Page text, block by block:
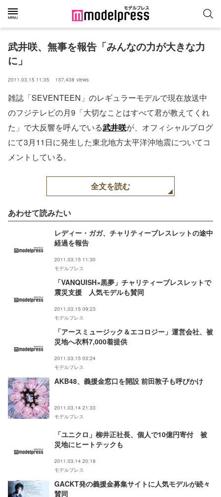
武井咲、無事を報告「みんなの力が大きな力
に」
2011.03.15 11:35 137,438 views
雑誌「SEVENTEEN」のレギュラーモデルで現在放送中
のフジテレビの月9「大切なことはすべて君が教えてくれ
た」で大反響を呼んでいる武井咲が、オフィシャルブログ
にて3月11日に発生した東北地方太平洋沖地震についてコ
メントしている。
全文を読む
あわせて読みたい
レディー・ガガ、チャリティーブレスレットの途中
経過を報告
2011.03.15 11:30
モデルプレス
「VANQUISH×黒夢」チャリティーブレスレットで
震災支援 人気モデルも賛同
2011.03.15 09:23
モデルプレス
「アースミュージック＆エコロジー」運営会社、被
災地へ衣料7,000着提供
2011.03.15 03:24
モデルプレス
AKB48、義援金窓口を開設 前田敦子も呼びかけ
2011.03.14 21:33
モデルプレス
「ユニクロ」柳井正社長、個人で10億円寄付 被
災地にヒートテックも
2011.03.14 20:18
モデルプレス
GACKT発の義援金募集サイトに人気モデルが続々
賛同